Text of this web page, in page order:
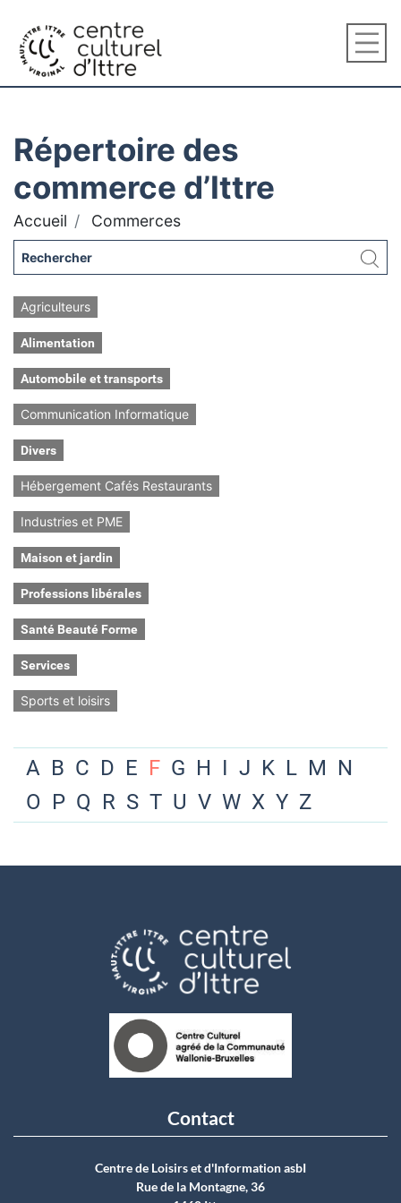
Répertoire des
commerce d’Ittre
Accueil Commerces
Agriculteurs
Alimentation
Automobile et transports
Communication Informatique
Divers
Hébergement Cafés Restaurants
Industries et PME
Maison et jardin
Professions libérales
Santé Beauté Forme
Services
Sports et loisirs
A B C D E F G H I J K L M N
O P Q R S T U V W X Y Z
Contact
Centre de Loisirs et d'Information asbI
Rue de la Montagne, 36